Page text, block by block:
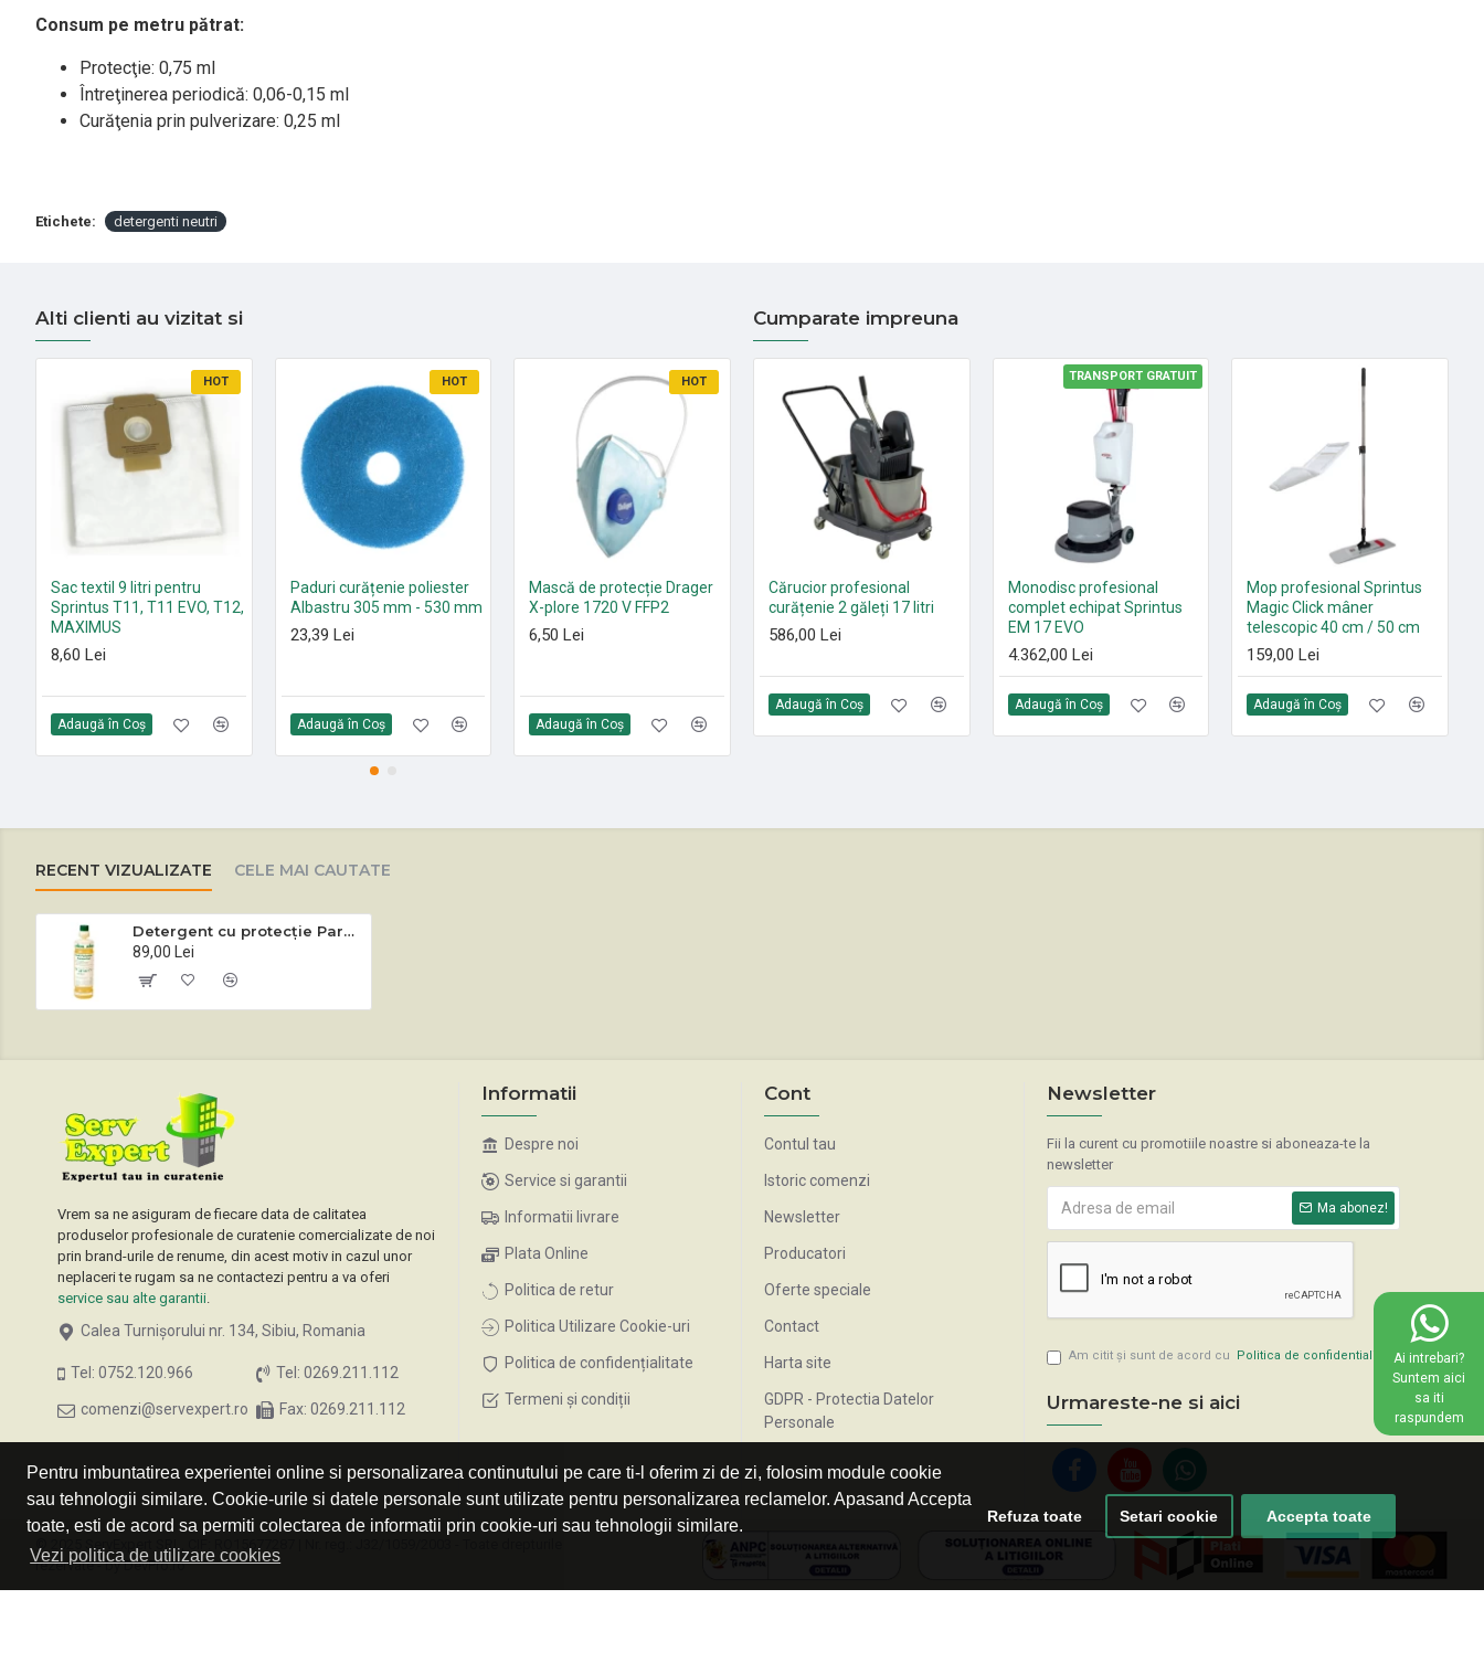
Pentru imbuntatirea experientei online si personalizarea continutului pe care ti-l oferim zi de zi, folosim module cookie
sau tehnologii similare. Cookie-urile si datele personale sunt utilizate pentru personalizarea reclamelor. Apasand Accepta
toate, esti de acord sa permiti colectarea de informatii prin cookie-uri sau tehnologii similare.
Vezi politica de utilizare cookies
Refuza toate Setari cookie Accepta toate
Consum pe metru pătrat:
Protecţie: 0,75 ml
Întreţinerea periodică: 0,06-0,15 ml
Curăţenia prin pulverizare: 0,25 ml
Etichete: detergenti neutri
Alti clienti au vizitat si
HOT
Sac textil 9 litri pentru
Sprintus T11, T11 EVO, T12,
MAXIMUS
8,60 Lei
Adaugă în Coş
HOT
Paduri curățenie poliester
Albastru 305 mm - 530 mm
23,39 Lei
Adaugă în Coş
HOT
Mască de protecție Drager
X-plore 1720 V FFP2
6,50 Lei
Adaugă în Coş
Paduri curățenie poliester
Roșu 305 mm - 530 mm
21,35 Lei
HOT
Set 10 saci textili 9 L
HEPA13 Sprintus FLOORY,
T11 EVO, MAXIMUS HEPA,
ERA EVO, ERA TEC
105,00 Lei
Cumparate impreuna
Cărucior profesional
curățenie 2 găleți 17 litri
586,00 Lei
Adaugă în Coş
TRANSPORT GRATUIT
Monodisc profesional
complet echipat Sprintus
EM 17 EVO
4.362,00 Lei
Adaugă în Coş
Mop profesional Sprintus
Magic Click mâner
telescopic 40 cm / 50 cm
159,00 Lei
Adaugă în Coş
RECENT VIZUALIZATE CELE MAI CAUTATE
Detergent cu protecție Parkettin Concentrat 1 L
89,00 Lei
Vrem sa ne asiguram de fiecare data de calitatea
produselor profesionale de curatenie comercializate de noi
prin brand-urile de renume, din acest motiv in cazul unor
neplaceri te rugam sa ne contactezi pentru a va oferi
service sau alte garantii.
Calea Turnișorului nr. 134, Sibiu, Romania
Tel: 0752.120.966
comenzi@servexpert.ro
Tel: 0269.211.112
Fax: 0269.211.112
Informatii
Despre noi
Service si garantii
Informatii livrare
Plata Online
Politica de retur
Politica Utilizare Cookie-uri
Politica de confidențialitate
Termeni și condiții
Cont
Contul tau
Istoric comenzi
Newsletter
Producatori
Oferte speciale
Contact
Harta site
GDPR - Protectia Datelor
Personale
Newsletter
Fii la curent cu promotiile noastre si aboneaza-te la
newsletter
Ma abonez!
Am citit şi sunt de acord cu Politica de confidentialitate
Urmareste-ne si aici
© 2025 ServExpert SRL, CIF: RO15677287 | Nr. reg.: J32/1059/2003 - Toate drepturile
rezervate - by DevPro.ro
Ai intrebari?
Suntem aici
sa iti
raspundem